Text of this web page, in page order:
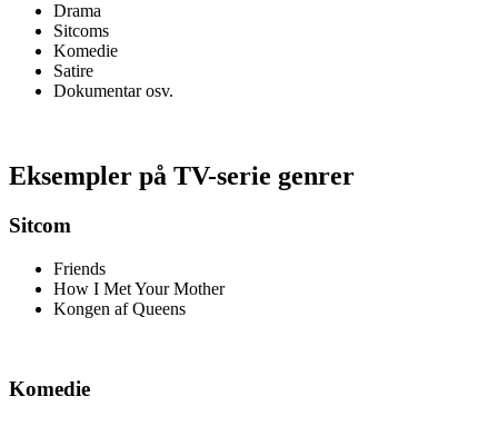
Drama
Sitcoms
Komedie
Satire
Dokumentar osv.
Eksempler på TV-serie genrer
Sitcom
Friends
How I Met Your Mother
Kongen af Queens
Komedie